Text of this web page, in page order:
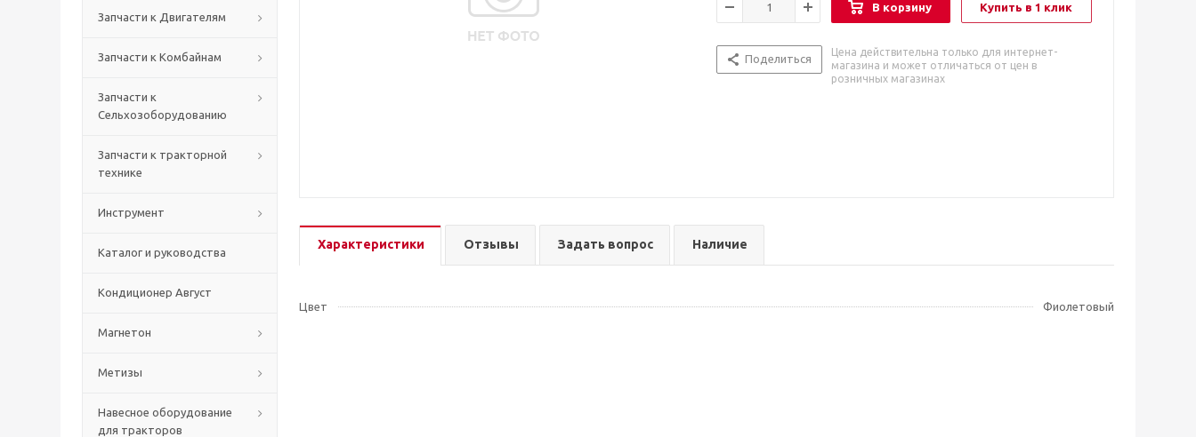
Запчасти к Двигателям
Запчасти к Комбайнам
Запчасти к
Сельхозоборудованию
Запчасти к тракторной
технике
Инструмент
Каталог и руководства
Кондиционер Август
Магнетон
Метизы
Навесное оборудование
для тракторов
В корзину Купить в 1 клик
Поделиться
Цена действительна только для интернет-
магазина и может отличаться от цен в
розничных магазинах
Характеристики Отзывы Задать вопрос Наличие
Цвет Фиолетовый